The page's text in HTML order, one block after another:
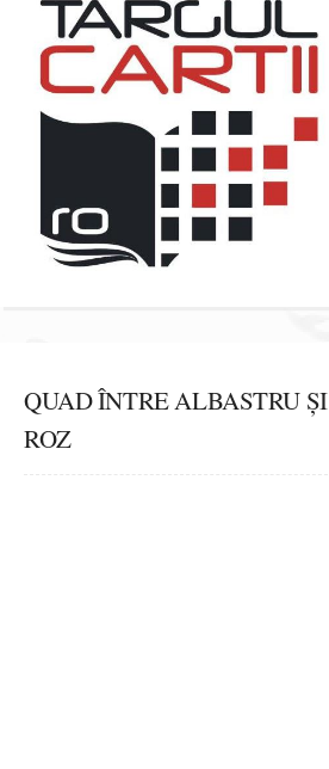
QUAD ÎNTRE ALBASTRU ȘI
ROZ